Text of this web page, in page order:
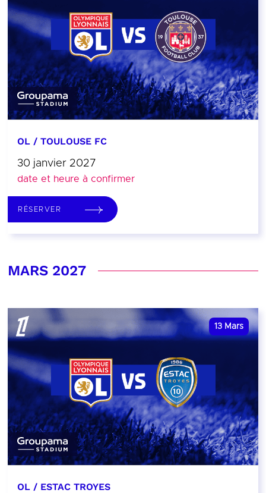
OL / TOULOUSE FC
30 janvier 2027
date et heure à confirmer
RÉSERVER
MARS 2027
13 Mars
OL / ESTAC TROYES